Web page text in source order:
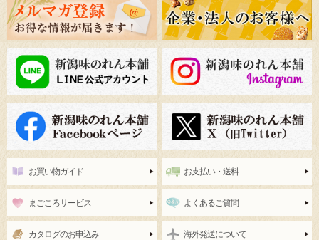
お買い物ガイド お支払い・送料
まごころサービス よくあるご質問
カタログのお申込み 海外発送について